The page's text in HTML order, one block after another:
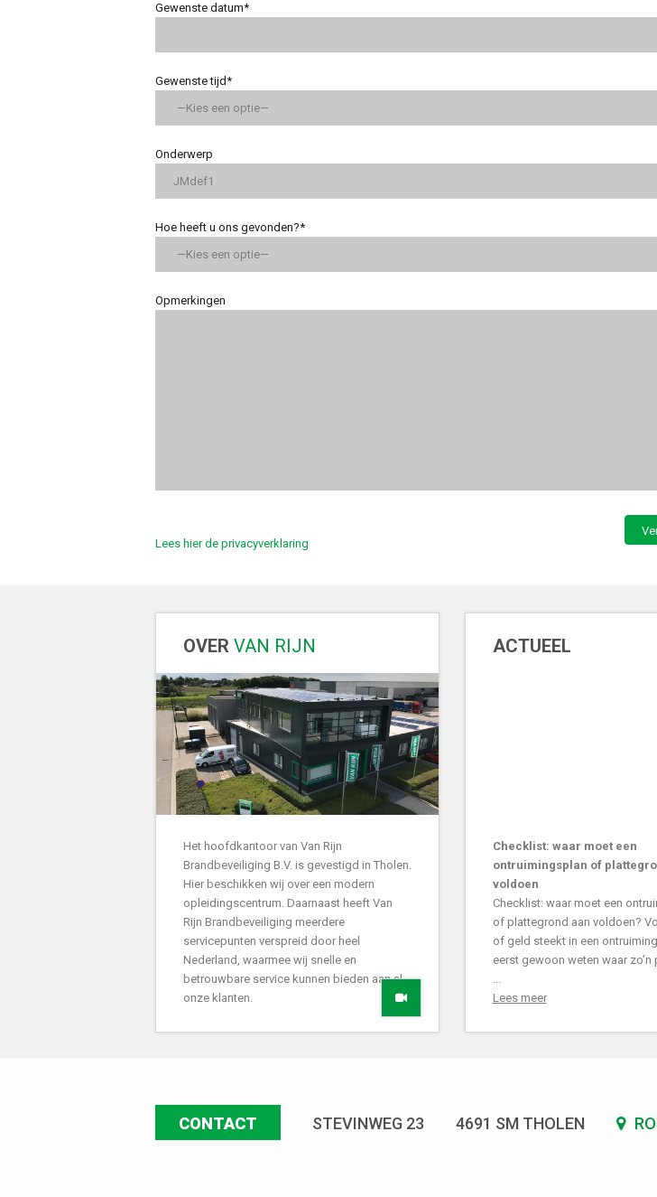
Gewenste datum*
Gewenste tijd*
Onderwerp
Hoe heeft u ons gevonden?*
Opmerkingen
Lees hier de privacyverklaring
OVER VAN RIJN
Het hoofdkantoor van Van Rijn
Brandbeveiliging B.V. is gevestigd in Tholen.
Hier beschikken wij over een modern
opleidingscentrum. Daarnaast heeft Van
Rijn Brandbeveiliging meerdere
servicepunten verspreid door heel
Nederland, waarmee wij snelle en
betrouwbare service kunnen bieden aan al
onze klanten.
ACTUEEL
Checklist: waar moet een
ontruimingsplan of
voldoen
Checklist: waar moet een
of plattegrond aan voldoen?
of geld steekt in een
eerst gewoon weten waar zo’n
Lees meer
CONTACT STEVINWEG 23 4691 SM THOLEN